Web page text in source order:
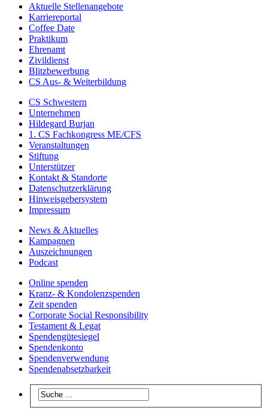
Aktuelle Stellenangebote
Karriereportal
Coffee Date
Praktikum
Ehrenamt
Zivildienst
Blitzbewerbung
CS Aus- & Weiterbildung
CS Schwestern
Unternehmen
Hildegard Burjan
1. CS Fachkongress ME/CFS
Veranstaltungen
Stiftung
Unterstützer
Kontakt & Standorte
Datenschutzerklärung
Hinweisgebersystem
Impressum
News & Aktuelles
Kampagnen
Auszeichnungen
Podcast
Online spenden
Kranz- & Kondolenzspenden
Zeit spenden
Corporate Social Responsibility
Testament & Legat
Spendengütesiegel
Spendenkonto
Spendenverwendung
Spendenabsetzbarkeit